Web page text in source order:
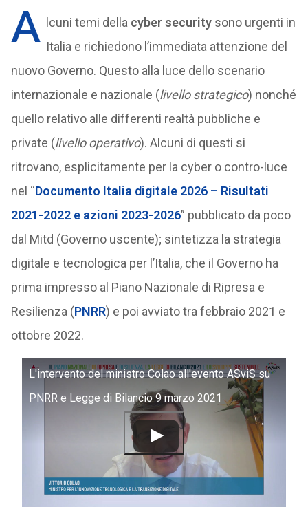
A lcuni temi della cyber securitysono urgenti in
Italia e richiedono l’immediata attenzione del
nuovo Governo. Questo alla luce dello scenario
internazionale e nazionale (livello strategico) nonché
quello relativo alle differenti realtà pubbliche e
private (livello operativo). Alcuni di questi si
ritrovano, esplicitamente per la cyber o contro-luce
nel “Documento Italia digitale 2026 – Risultati
2021-2022 e azioni 2023-2026” pubblicato da poco
dal Mitd (Governo uscente); sintetizza la strategia
digitale e tecnologica per l’Italia, che il Governo ha
prima impresso al Piano Nazionale di Ripresa e
Resilienza (PNRR) e poi avviato tra febbraio 2021 e
ottobre 2022.
L'intervento del ministro Colao all'evento ASviS su
PNRR e Legge di Bilancio 9 marzo 2021